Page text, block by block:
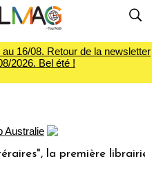
16/08. Retour de la newsletter
2026. Bel été !
la première librairie du